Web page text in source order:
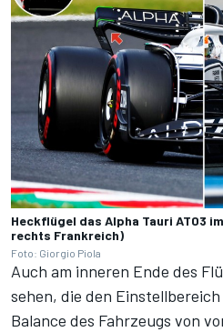
Heckflügel das Alpha Tauri AT03
rechts Frankreich)
Foto: Giorgio Piola
Auch am inneren Ende des
sehen, die den
Balance des Fahrzeugs von